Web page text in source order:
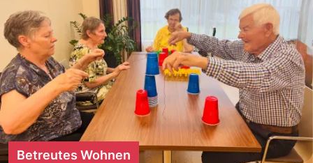
Betreutes Wohnen